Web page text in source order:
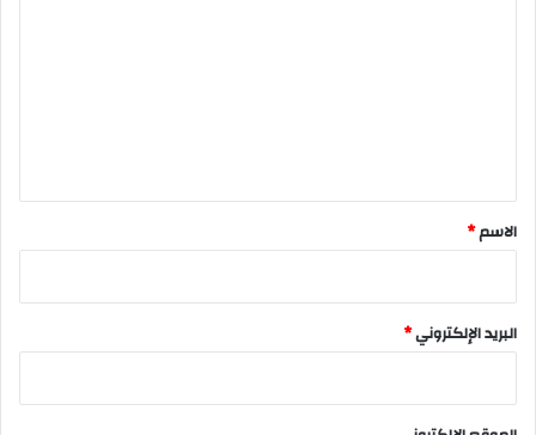
*
الاسم*
البريد الإلكتروني*